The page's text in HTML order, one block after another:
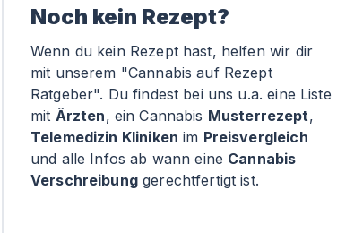
Noch kein Rezept?
Wenn du kein Rezept hast, helfen wir dir
mit unserem "Cannabis auf Rezept
Ratgeber". Du findest bei uns u.a. eine Liste
mit Ärzten, ein Cannabis Musterrezept,
Telemedizin Kliniken im Preisvergleich
und alle Infos ab wann eine Cannabis
Verschreibunggerechtfertigt ist.